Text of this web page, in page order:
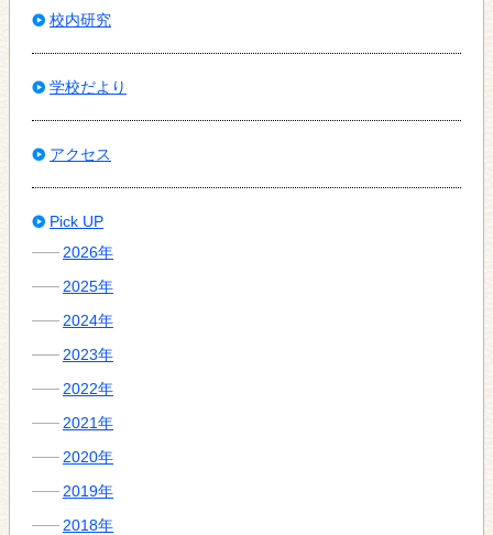
校内研究
学校だより
アクセス
Pick UP
2026年
2025年
2024年
2023年
2022年
2021年
2020年
2019年
2018年